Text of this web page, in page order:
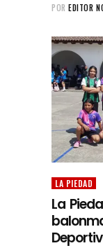
POR EDITOR
LA PIEDAD
La